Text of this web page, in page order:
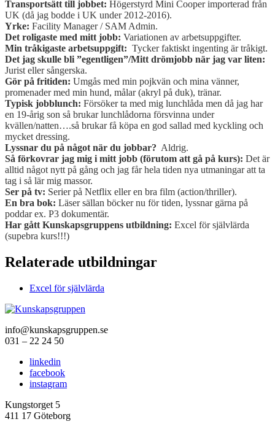
Transportsätt till jobbet: Högerstyrd Mini Cooper importerad från
UK (då jag bodde i UK under 2012-2016).
Yrke: Facility Manager / SAM Admin.
Det roligaste med mitt jobb: Variationen av arbetsuppgifter.
Min tråkigaste arbetsuppgift: Tycker faktiskt ingenting är tråkigt.
Det jag skulle bli ”egentligen”/Mitt drömjobb när jag var liten:
Jurist eller sångerska.
Gör på fritiden: Umgås med min pojkvän och mina vänner,
promenader med min hund, målar (akryl på duk), tränar.
Typisk jobblunch: Försöker ta med mig lunchlåda men då jag har
en 19-årig son så brukar lunchlådorna försvinna under
kvällen/natten….så brukar få köpa en god sallad med kyckling och
mycket dressing.
Lyssnar du på något när du jobbar? Aldrig.
Så förkovrar jag mig i mitt jobb (förutom att gå på kurs): Det är
alltid något nytt på gång och jag får hela tiden nya utmaningar att ta
tag i så lär mig massor.
Ser på tv: Serier på Netflix eller en bra film (action/thriller).
En bra bok: Läser sällan böcker nu för tiden, lyssnar gärna på
poddar ex. P3 dokumentär.
Har gått Kunskapsgruppens utbildning: Excel för självlärda
(supebra kurs!!!)
Relaterade utbildningar
Excel för självlärda
info@kunskapsgruppen.se
031 – 22 24 50
linkedin
facebook
instagram
Kungstorget 5
411 17 Göteborg